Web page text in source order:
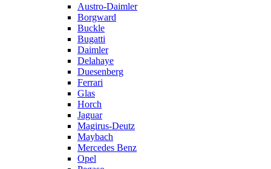
Austro-Daimler
Borgward
Buckle
Bugatti
Daimler
Delahaye
Duesenberg
Ferrari
Glas
Horch
Jaguar
Magirus-Deutz
Maybach
Mercedes Benz
Opel